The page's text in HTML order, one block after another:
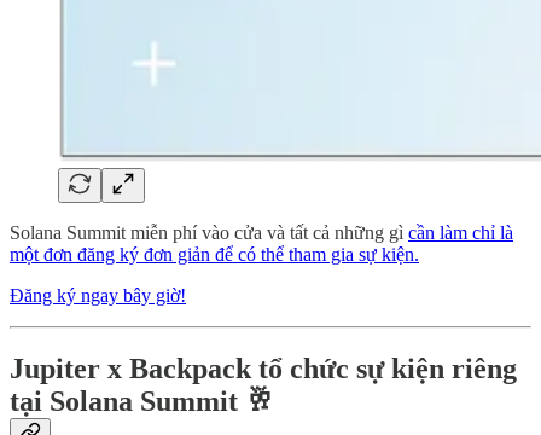
Solana Summit miễn phí ​​vào cửa và tất cả những gì cần làm chỉ là
một đơn đăng ký đơn giản để có thể tham gia sự kiện.
Đăng ký ngay bây giờ!
Jupiter x Backpack tổ chức sự kiện riêng
tại Solana Summit 🥂